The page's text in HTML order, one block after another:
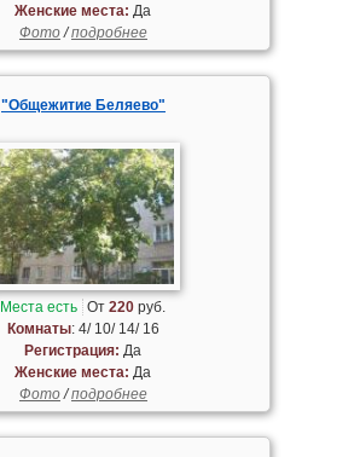
Женские места: Да
Фото/подробнее
"Общежитие Беляево"
Места есть От220 руб.
Комнаты: 4/ 10/ 14/ 16
Регистрация: Да
Женские места: Да
Фото/подробнее